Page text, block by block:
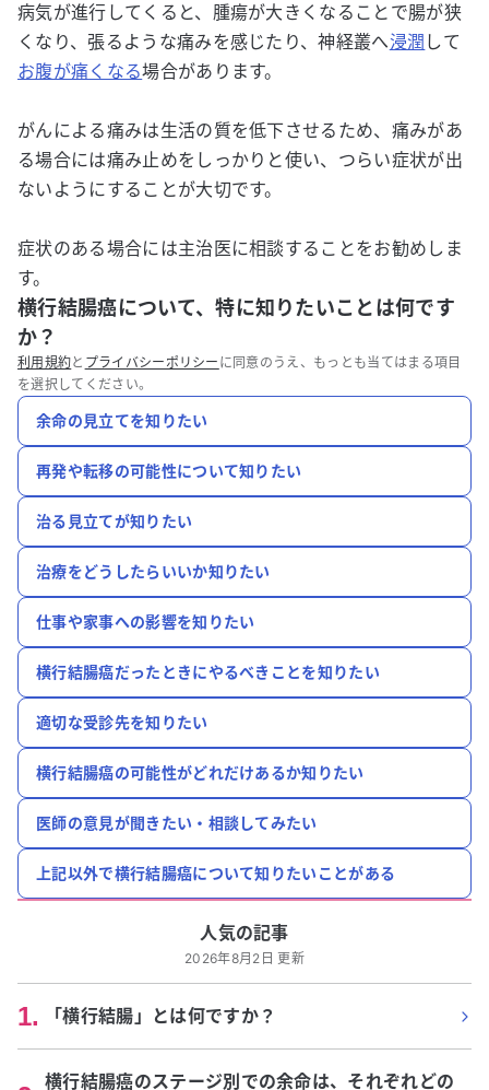
病気が進行してくると、腫瘍が大きくなることで腸が狭
くなり、張るような痛みを感じたり、神経叢へ浸潤 して
お腹が痛くなる場合があります。
がんによる痛みは生活の質を低下させるため、痛みがあ
る場合には痛み止めをしっかりと使い、つらい症状が出
ないようにすることが大切です。
症状のある場合には主治医に相談することをお勧めしま
す。
横行結腸癌について、特に知りたいことは何です
か？
利用規約と プライバシーポリシー に同意のうえ、もっとも当てはまる項目
を選択してください。
余命の見立てを知りたい
再発や転移の可能性について知りたい
治る見立てが知りたい
治療をどうしたらいいか知りたい
仕事や家事への影響を知りたい
横行結腸癌だったときにやるべきことを知りたい
適切な受診先を知りたい
横行結腸癌の可能性がどれだけあるか知りたい
医師の意見が聞きたい・相談してみたい
上記以外で横行結腸癌について知りたいことがある
人気の記事
2026年8月2日 更新
1. 「横行結腸」とは何ですか？
横行結腸癌のステージ別での余命は、それぞれどの